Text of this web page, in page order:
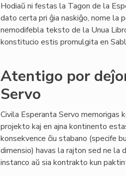
Hodiaŭ ni festas la Tagon de la
dato certa pri ĝia naskiĝo, nome la
nemodifebla teksto de la Unua
konstitucio estis promulgita en
Atentigo por
Servo
Civila Esperanta Servo memorigas
projekto kaj en ajna kontinento
konsekvence ĉiu stabano (specife
dimensio) havas la rajton sed ne la
instanco aŭ sia kontrakto kun